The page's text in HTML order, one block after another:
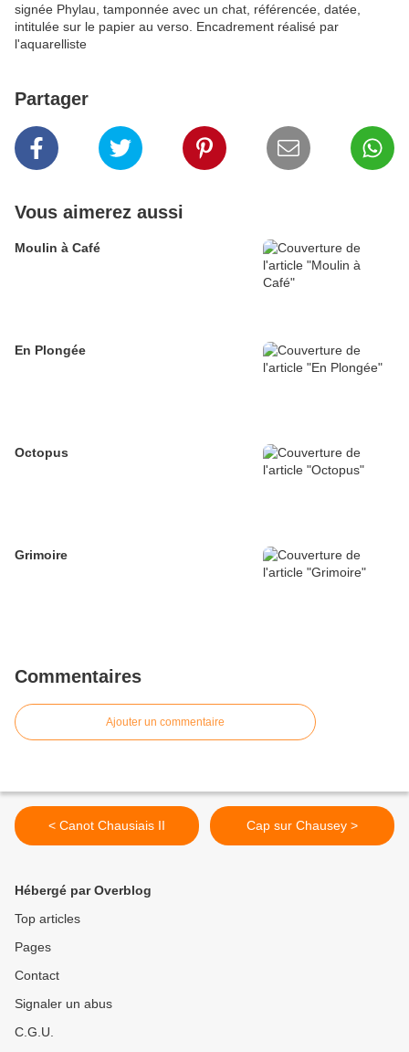
signée Phylau, tamponnée avec un chat, référencée, datée,
intitulée sur le papier au verso. Encadrement réalisé par
l'aquarelliste
Partager
Vous aimerez aussi
Moulin à Café
En Plongée
Octopus
Grimoire
Commentaires
Ajouter un commentaire
< Canot Chausiais II Cap sur Chausey >
Hébergé par Overblog
Top articles
Pages
Contact
Signaler un abus
C.G.U.